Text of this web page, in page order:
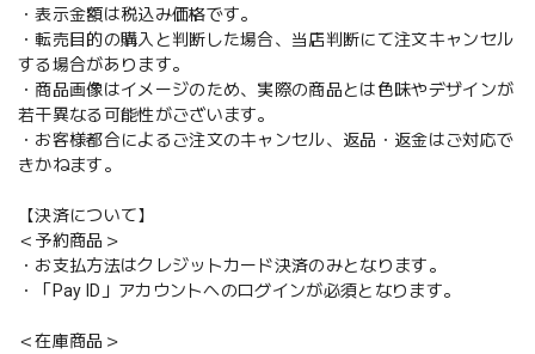
・表示金額は税込み価格です。
・転売目的の購入と判断した場合、当店判断にて注文キャンセル
する場合があります。
・商品画像はイメージのため、実際の商品とは色味やデザインが
若干異なる可能性がございます。
・お客様都合によるご注文のキャンセル、返品・返金はご対応で
きかねます。
【決済について】
＜予約商品＞
・お支払方法はクレジットカード決済のみとなります。
・「Pay ID」アカウントへのログインが必須となります。
＜在庫商品＞